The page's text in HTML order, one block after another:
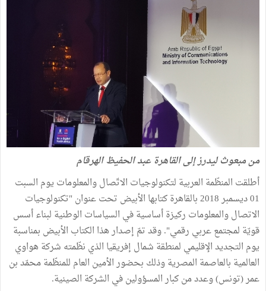
من مبعوث ليدرز إلى القاهرة عبد الحفيظ الهرقام
أطلقت المنظّمة العربية لتكنولوجيات الاتّصال والمعلومات يوم السبت
01 ديسمبر 2018 بالقاهرة كتابها الأبيض تحت عنوان "تكنولوجيات
الاتصال والمعلومات ركيزة أساسية في السياسات الوطنية لبناء أسس
قويّة لمجتمع عربي رقمي". وقد تمّ إصدار هذا الكتاب الأبيض بمناسبة
يوم التجديد الإقليمي لمنطقة شمال إفريقيا الذي نظّمته شركة هواوي
العالمية بالعاصمة المصرية وذلك بحضور الأمين العام للمنظّمة محمّد بن
عمر (تونس) وعدد من كبار المسؤولين في الشركة الصينية.